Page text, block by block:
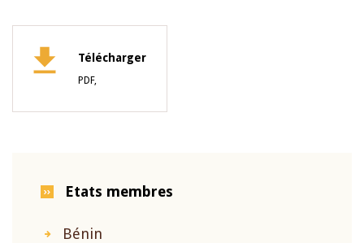
Télécharger
PDF,
Etats membres
Bénin